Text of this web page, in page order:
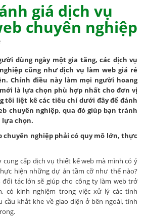
giá dịch vụ
chuyên nghiệp
dùng ngày một gia tăng, các dịch vụ
cũng như dịch vụ làm web giá rẻ
Chính điều này làm mọi người hoang
là lựa chọn phù hợp nhất cho đơn vị
tôi liệt kê các tiêu chí dưới đây để đánh
chuyên nghiệp, qua đó giúp bạn tránh
lựa chọn.
chuyên nghiệp phải có quy mô lớn, thực
cung cấp dịch vụ thiết kế web mà mình có ý
hiện những dự án tầm cỡ như thế nào?
đối tác lớn sẽ giúp cho công ty làm web trở
có kinh nghiệm trong việc xử lý các tình
cầu khắt khe về giao diện ở bên ngoài, tính